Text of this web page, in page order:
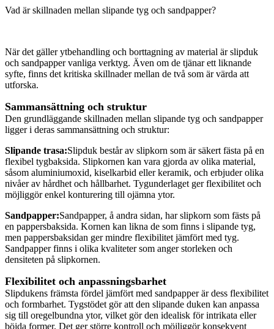
Vad är skillnaden mellan slipande tyg och sandpapper?
När det gäller ytbehandling och borttagning av material är slipduk
och sandpapper vanliga verktyg. Även om de tjänar ett liknande
syfte, finns det kritiska skillnader mellan de två som är värda att
utforska.
Sammansättning och struktur
Den grundläggande skillnaden mellan slipande tyg och sandpapper
ligger i deras sammansättning och struktur:
Slipande trasa:Slipduk består av slipkorn som är säkert fästa på en
flexibel tygbaksida. Slipkornen kan vara gjorda av olika material,
såsom aluminiumoxid, kiselkarbid eller keramik, och erbjuder olika
nivåer av hårdhet och hållbarhet. Tygunderlaget ger flexibilitet och
möjliggör enkel konturering till ojämna ytor.
Sandpapper:Sandpapper, å andra sidan, har slipkorn som fästs på
en pappersbaksida. Kornen kan likna de som finns i slipande tyg,
men pappersbaksidan ger mindre flexibilitet jämfört med tyg.
Sandpapper finns i olika kvaliteter som anger storleken och
densiteten på slipkornen.
Flexibilitet och anpassningsbarhet
Slipdukens främsta fördel jämfört med sandpapper är dess flexibilitet
och formbarhet. Tygstödet gör att den slipande duken kan anpassa
sig till oregelbundna ytor, vilket gör den idealisk för intrikata eller
böjda former. Det ger större kontroll och möjliggör konsekvent